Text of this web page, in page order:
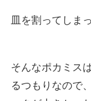
皿を割ってしまっ
そんなポカミス
るつもりなので